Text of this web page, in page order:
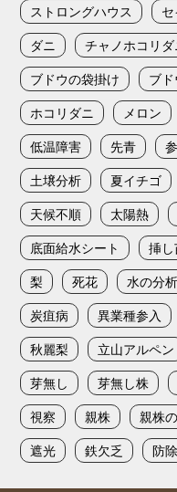
ストロングハウス
ダニ
チャノホコリダ
ブドウの袋掛け
ブ
ホコリダニ
メロン
低温障害
先青
土壌分析
夏イチゴ
天候不順
太陽熱
底面給水シート
挿
梨
死花 水の分析
炭疽病
異業種参入
秋麗梨
立山アルペン
芽無し
芽無し株
視察
親株 親株
遮光
鉄欠乏 防除